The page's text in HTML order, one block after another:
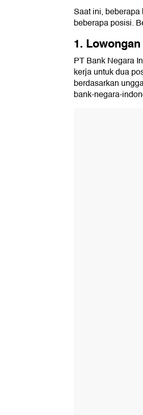
Saat ini,
beberapa posisi.
1.
PT Bank Negara
kerja untuk dua
berdasarkan
bank-negara-